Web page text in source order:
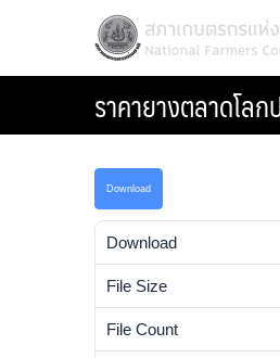
สภาเกษตรกรแห่งช
National Farmers Council
ราคายางตลาดโล
Download
Download
File Size
File Count